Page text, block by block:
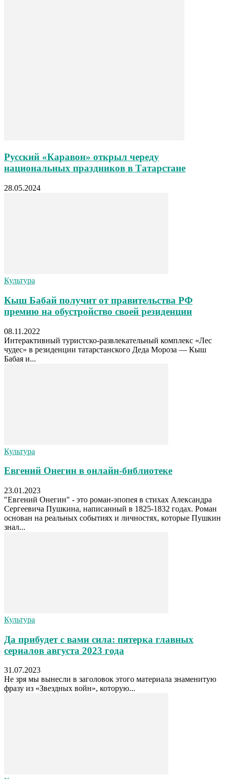
Русский «Каравон» открыл череду
национальных праздников в Татарстане
28.05.2024
Культура
Кыш Бабай получит от правительства РФ
премию на обустройство своей резиденции
08.11.2022
Интерактивный туристско-развлекательный комплекс «Лес
чудес» в резиденции татарстанского Деда Мороза — Кыш
Бабая и...
Культура
Евгений Онегин в онлайн-библиотеке
23.01.2023
"Евгений Онегин" - это роман-эпопея в стихах Александра
Сергеевича Пушкина, написанный в 1825-1832 годах. Роман
основан на реальных событиях и личностях, которые Пушкин
знал...
Культура
Да прибудет с вами сила: пятерка главных
сериалов августа 2023 года
31.07.2023
Не зря мы вынесли в заголовок этого материала знаменитую
фразу из «Звездных войн», которую...